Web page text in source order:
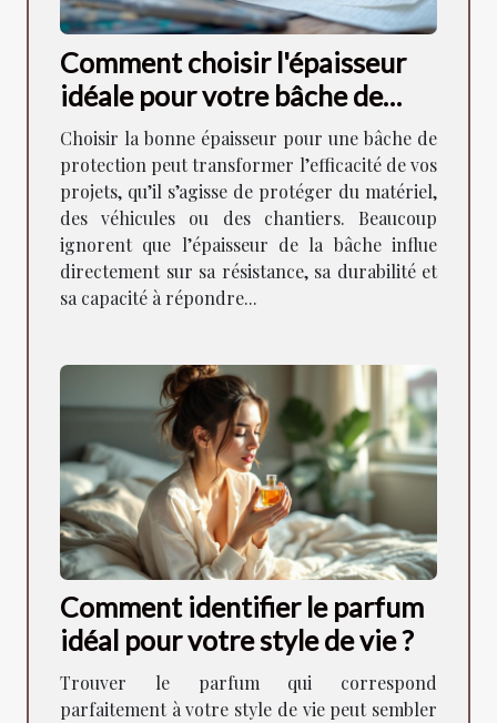
Comment choisir l'épaisseur
idéale pour votre bâche de
protection ?
Choisir la bonne épaisseur pour une bâche de
protection peut transformer l’efficacité de vos
projets, qu’il s’agisse de protéger du matériel,
des véhicules ou des chantiers. Beaucoup
ignorent que l’épaisseur de la bâche influe
directement sur sa résistance, sa durabilité et
sa capacité à répondre...
Comment identifier le parfum
idéal pour votre style de vie ?
Trouver le parfum qui correspond
parfaitement à votre style de vie peut sembler